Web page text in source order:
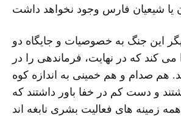
این جنگ به خصوصیات و جایگاه دو
کند که در نهایت، فرماندهی را در
هم صدام و هم خمینی به اندازه کوه
و دست کم در خفا باور داشتند که